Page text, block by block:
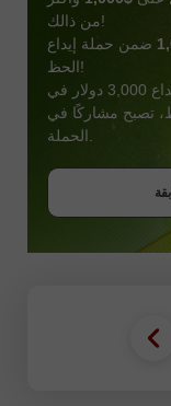
من ذالك!
ضمن حملة إيداع
الحظ!
احصل على فرصة للفوز من خلال إيداع 3,000 دولار في
تصبح مشاركًا في